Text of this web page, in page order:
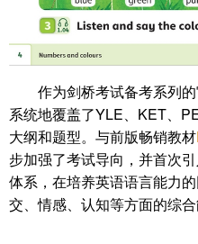
作为剑桥考试备考系列
系统地覆盖了YLE、KET、
大纲和题型。与前版畅销教材
步加强了考试导向，并首次
体系，在培养英语语言能力
交、情感、认知等方面的综合